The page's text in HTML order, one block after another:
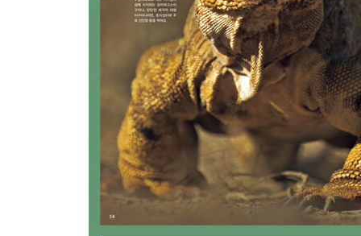
가로목거북 무리 57
도마뱀 무리 / 도마뱀의 몸 구조 59
이구아나 등의 무리 60
아가마 무리 66
카멜레온 무리 70